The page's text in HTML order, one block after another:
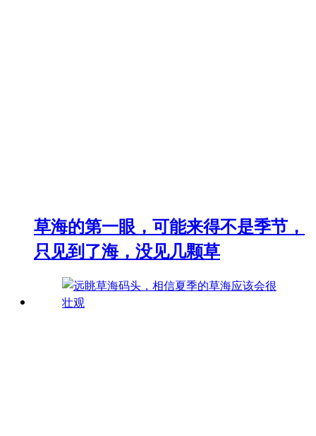
草海的第一眼，可能来得不是季节，
只见到了海，没见几颗草